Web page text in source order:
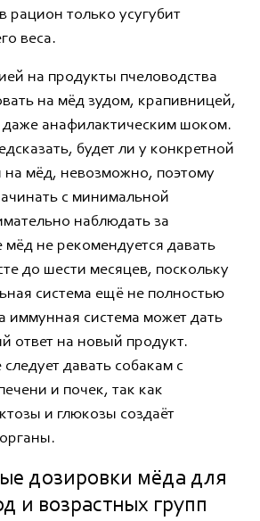
рацион только усугубит
веса.
на продукты пчеловодства
на мёд зудом, крапивницей,
анафилактическим шоком.
будет ли у конкретной
на мёд, невозможно, поэтому
с минимальной
наблюдать за
мёд не рекомендуется давать
до шести месяцев, поскольку
система ещё не полностью
иммунная система может дать
ответ на новый продукт.
давать собакам с
и почек, так как
и глюкозы создаёт
дозировки мёда для
и возрастных групп